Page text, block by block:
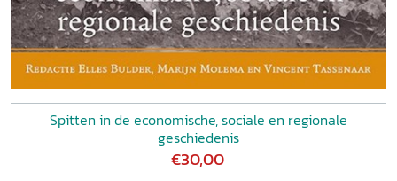
Spitten in de economische, sociale en regionale
geschiedenis
€30,00